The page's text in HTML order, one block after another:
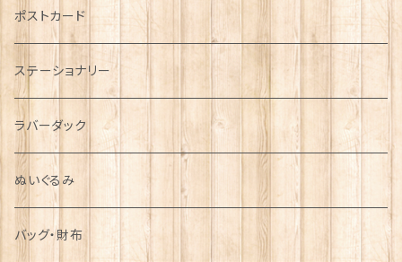
運動＆人物
シンボル
ポストカード
ステーショナリー
ラバーダック
ぬいぐるみ
バッグ・財布